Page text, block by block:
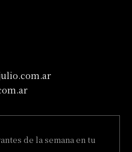
de la semana en tu